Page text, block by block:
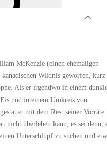
PC
McKenzie (einen ehemaligen
Wildnis geworfen, kurz
Als er irgendwo in einem
und in einem Umkreis von
mit dem Rest seiner Vorräte
nicht überleben kann, es sei denn,
Unterschlupf zu suchen und